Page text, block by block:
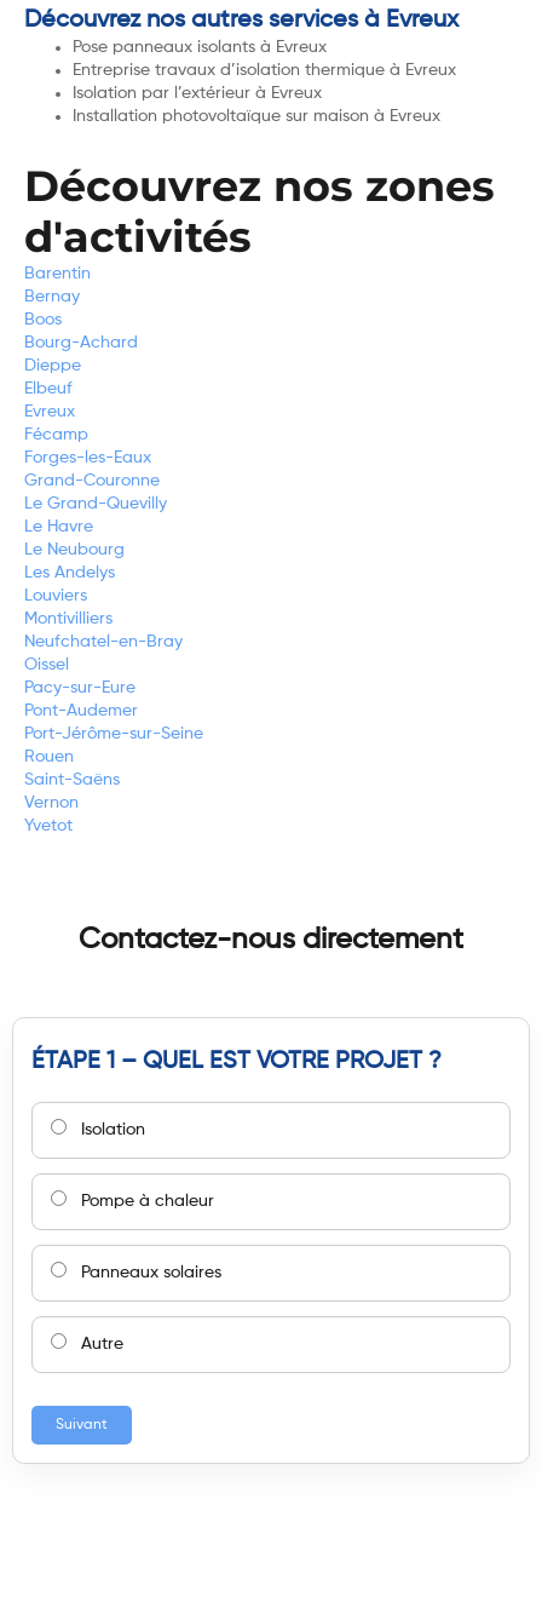
Découvrez nos autres services à Evreux
Pose panneaux isolants à Evreux
Entreprise travaux d’isolation thermique à Evreux
Isolation par l’extérieur à Evreux
Installation photovoltaïque sur maison à Evreux
Découvrez nos zones
d'activités
Barentin
Bernay
Boos
Bourg-Achard
Dieppe
Elbeuf
Evreux
Fécamp
Forges-les-Eaux
Grand-Couronne
Le Grand-Quevilly
Le Havre
Le Neubourg
Les Andelys
Louviers
Montivilliers
Neufchatel-en-Bray
Oissel
Pacy-sur-Eure
Pont-Audemer
Port-Jérôme-sur-Seine
Rouen
Saint-Saëns
Vernon
Yvetot
Contactez-nous directement
ÉTAPE 1 – QUEL EST VOTRE PROJET ?
Isolation
Pompe à chaleur
Panneaux solaires
Autre
Suivant